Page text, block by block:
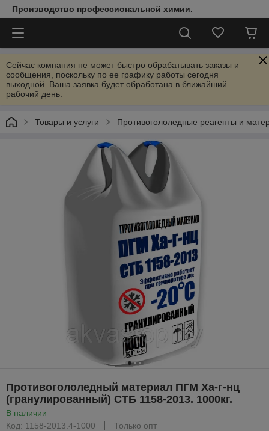
Производство профессиональной химии.
Сейчас компания не может быстро обрабатывать заказы и
сообщения, поскольку по ее графику работы сегодня
выходной. Ваша заявка будет обработана в ближайший
рабочий день.
Товары и услуги Противогололедные реагенты и
Противогололедный материал ПГМ Ха-г-нц
(гранулированный) СТБ 1158-2013. 1000кг.
В наличии
Код: 1158-2013.4-1000
Только опт